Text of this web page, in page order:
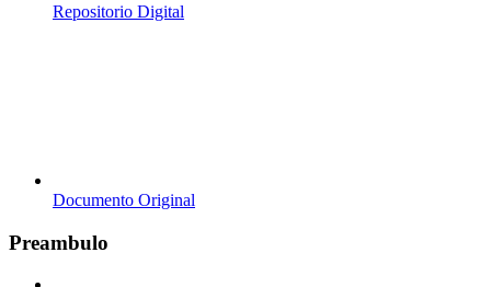
Repositorio Digital
Documento Original
Preambulo